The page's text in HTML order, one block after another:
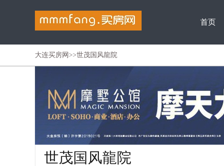
首页
大连买房网 >>世茂国风龍院
世茂国风龍院